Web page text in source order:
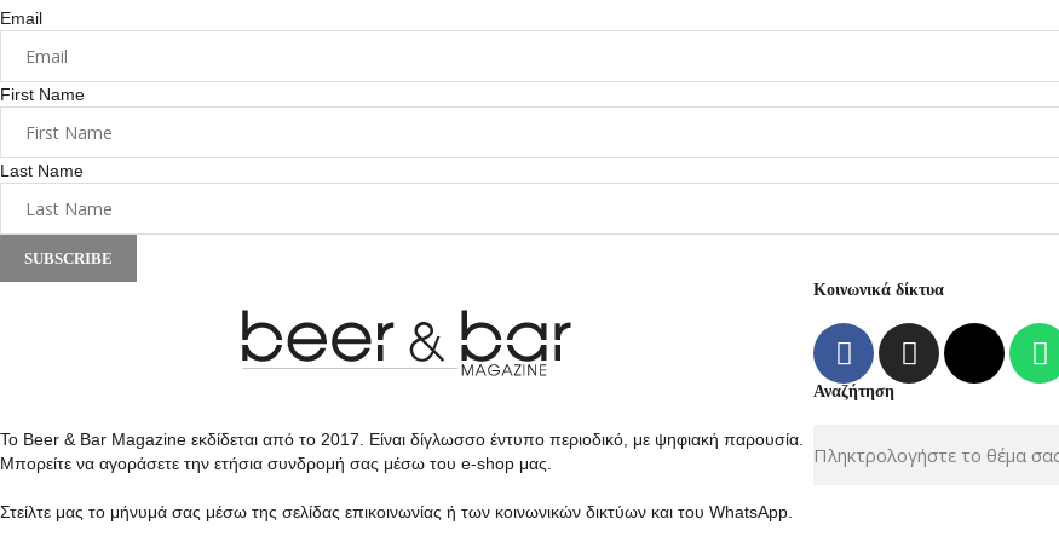
Email
First Name
Last Name
SUBSCRIBE
Το Beer & Bar Magazine εκδίδεται από το 2017. Είναι δίγλωσσο έντυπο περιοδικό, με ψηφιακή παρουσία.
Μπορείτε να αγοράσετε την ετήσια συνδρομή σας μέσω του e-shop μας.
Στείλτε μας το μήνυμά σας μέσω της σελίδας επικοινωνίας ή των κοινωνικών δικτύων και του WhatsApp.
Κοινωνικά δίκτυα
Αναζήτηση